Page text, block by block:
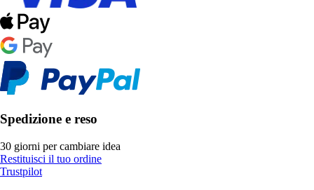
Spedizione e reso
30 giorni per cambiare idea
Restituisci il tuo ordine
Trustpilot